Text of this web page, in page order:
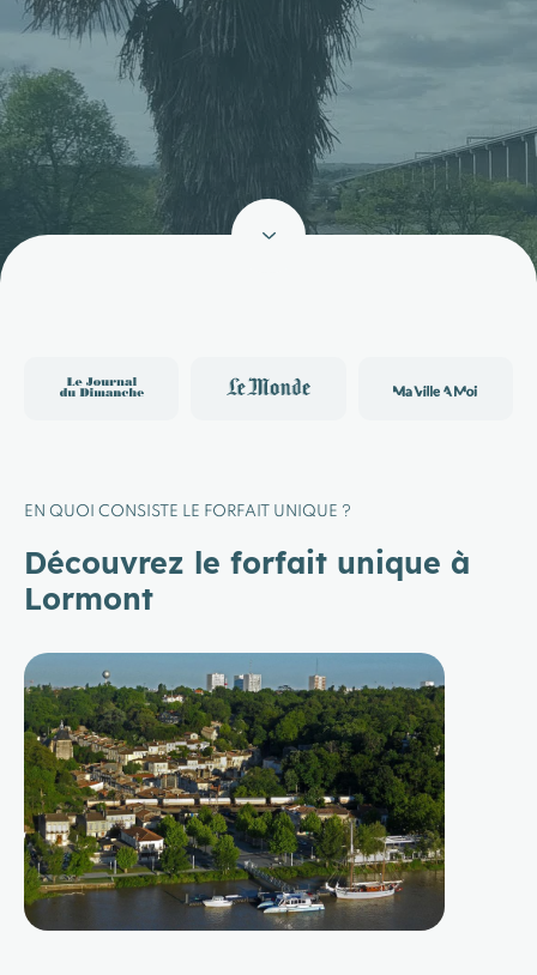
EN QUOI CONSISTE LE FORFAIT UNIQUE ?
Découvrez le forfait unique à
Lormont